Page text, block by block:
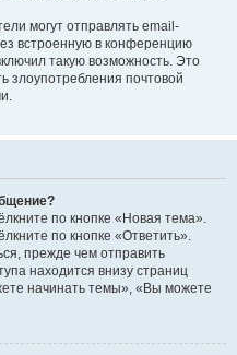
могут отправлять email-
встроенную в конференцию
такую возможность. Это
злоупотребления почтовой
по кнопке «Новая тема».
по кнопке «Ответить».
прежде чем отправить
находится внизу страниц
начинать темы», «Вы можете